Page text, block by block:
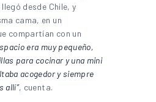
desde Chile, y
cama, en un
compartían con un
era muy pequeño,
para cocinar y una mini
acogedor y siempre
allí”, cuenta.